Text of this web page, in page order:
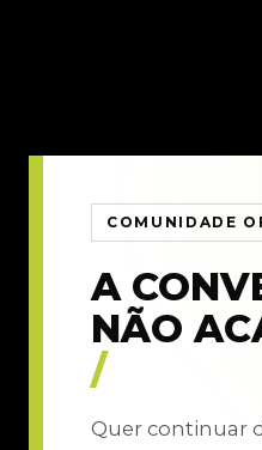
COMUNIDADE
A
NÃO
/
Quer continuar